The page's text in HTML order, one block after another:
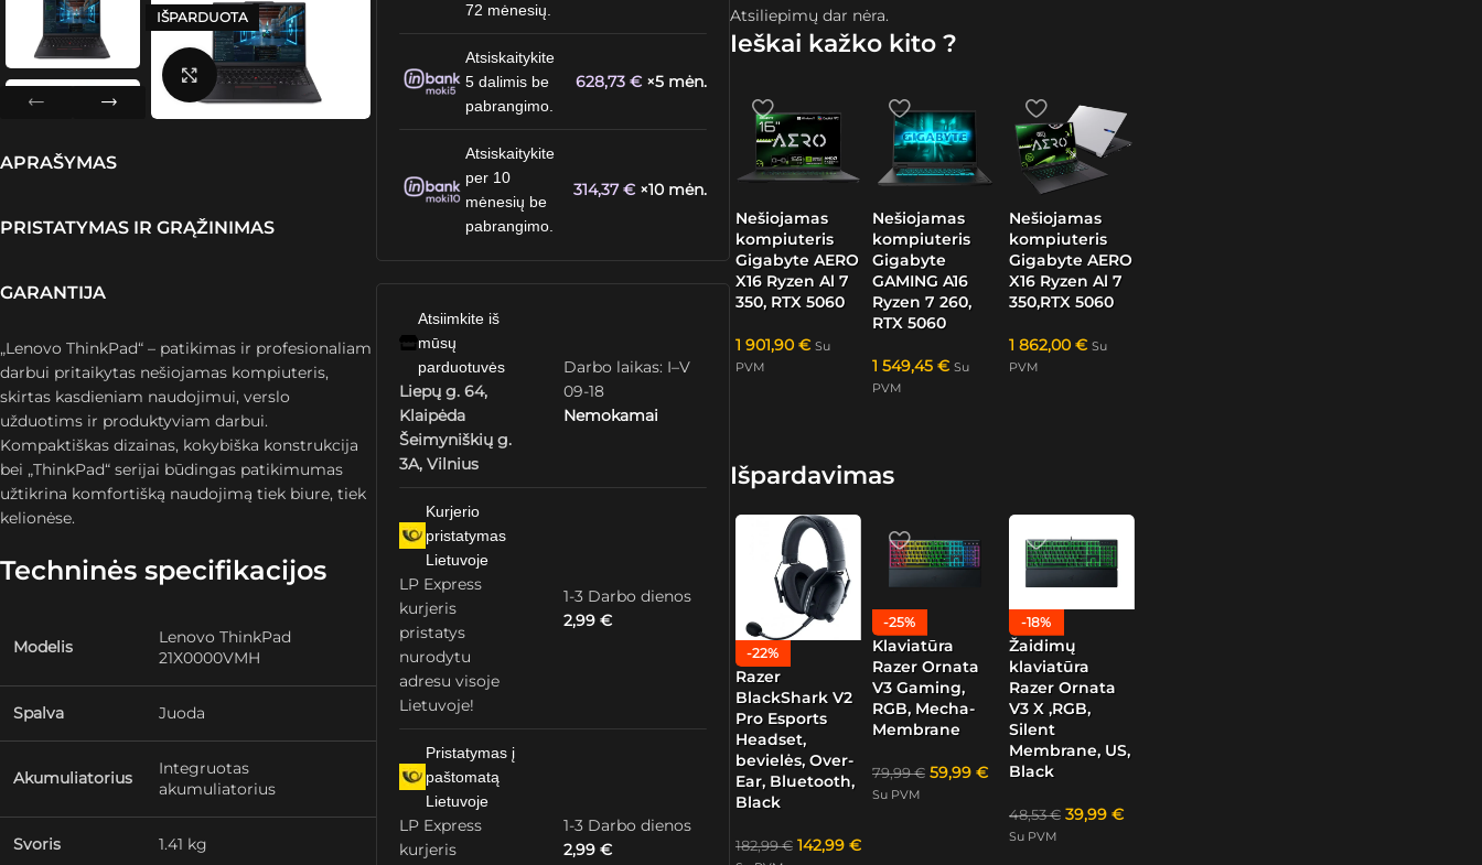
IŠPARDUOTA
Spustelėkite, kad padidintumėte
APRAŠYMAS
PRISTATYMAS IR GRĄŽINIMAS
GARANTIJA
„Lenovo ThinkPad“ – patikimas ir profesionaliam
darbui pritaikytas nešiojamas kompiuteris,
skirtas kasdieniam naudojimui, verslo
užduotims ir produktyviam darbui.
Kompaktiškas dizainas, kokybiška konstrukcija
bei „ThinkPad“ serijai būdingas patikimumas
užtikrina komfortišką naudojimą tiek biure, tiek
kelionėse.
Techninės specifikacijos
Modelis
Lenovo ThinkPad
21X0000VMH
Spalva Juoda
Akumuliatorius
Integruotas
akumuliatorius
Svoris 1.41 kg
72 mėnesių.
Atsiskaitykite
5 dalimis be
pabrangimo.
628,73 € ×5 mėn.
Atsiskaitykite
per 10
mėnesių be
pabrangimo.
314,37€ ×10 mėn.
Atsiimkite iš
mūsų
parduotuvės
Liepų g. 64,
Klaipėda
Šeimyniškių g.
3A, Vilnius
Darbo laikas: I–V
09-18
Nemokamai
Kurjerio
pristatymas
Lietuvoje
LP Express
kurjeris
pristatys
nurodytu
adresu visoje
Lietuvoje!
1-3 Darbo dienos
2,99€
Pristatymas į
paštomatą
Lietuvoje
LP Express
kurjeris
1-3 Darbo dienos
2,99€
Atsiliepimų dar nėra.
Ieškai kažko kito ?
Nešiojamas
kompiuteris
Gigabyte AERO
X16 Ryzen Al 7
350, RTX 5060
1 901,90 € Su
PVM
Nešiojamas
kompiuteris
Gigabyte
GAMING A16
Ryzen 7 260,
RTX 5060
1 549,45 € Su
PVM
Nešiojamas
kompiuteris
Gigabyte AERO
X16 Ryzen Al 7
350,RTX 5060
1 862,00 € Su
PVM
Išpardavimas
-22%
Razer
BlackShark V2
Pro Esports
Headset,
bevielės, Over-
Ear, Bluetooth,
Black
182,99€ 142,99 €
-25%
Klaviatūra
Razer Ornata
V3 Gaming,
RGB, Mecha-
Membrane
79,99€ 59,99 €
Su PVM
-18%
Žaidimų
klaviatūra
Razer Ornata
V3 X ,RGB,
Silent
Membrane, US,
Black
48,53€ 39,99 €
Su PVM